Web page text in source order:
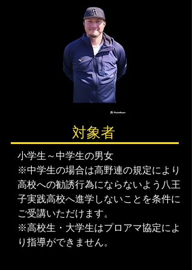
対象者
小学生～中学生の男女
※中学生の場合は高野連の規定により
高校への勧誘行為にならないよう八王
子実践高校へ進学しないことを条件に
ご受講いただけます。
※高校生・大学生はプロアマ協定によ
り指導ができません。